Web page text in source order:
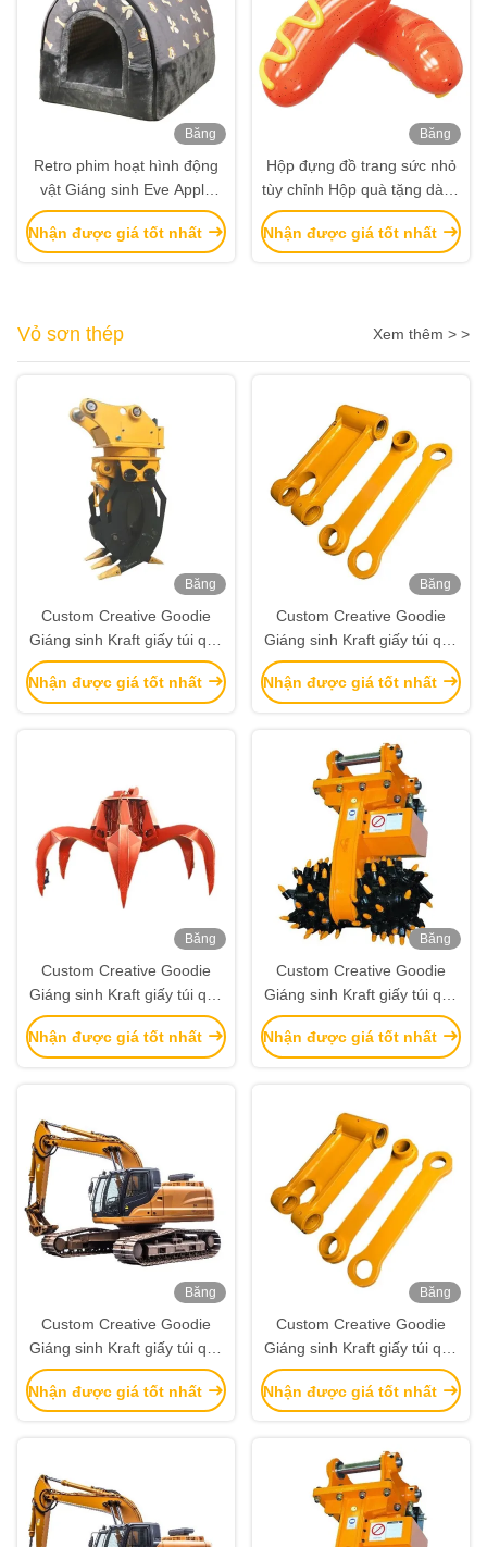
Băng
Retro phim hoạt hình động
vật Giáng sinh Eve Apple
Box quà tặng Giáng sinh quà
tặng quà tặng nhỏ đồ trang
Nhận được giá tốt nhất
Băng
Hộp đựng đồ trang sức nhỏ
tùy chỉnh Hộp quà tặng dành
cho nữ Hộp đóng gói giá rẻ
Nhận được giá tốt nhất
Vỏ sơn thép Xem thêm > >
Băng
Custom Creative Goodie
Giáng sinh Kraft giấy túi quà
với logo của riêng bạn cho
Xmas Party trang trí
Nhận được giá tốt nhất
Băng
Custom Creative Goodie
Giáng sinh Kraft giấy túi quà
với logo của riêng bạn cho
Xmas Party trang trí
Nhận được giá tốt nhất
Băng
Custom Creative Goodie
Giáng sinh Kraft giấy túi quà
với logo của riêng bạn cho
Xmas Party trang trí
Nhận được giá tốt nhất
Băng
Custom Creative Goodie
Giáng sinh Kraft giấy túi quà
với logo của riêng bạn cho
Xmas Party trang trí
Nhận được giá tốt nhất
Băng
Custom Creative Goodie
Giáng sinh Kraft giấy túi quà
với logo của riêng bạn cho
Xmas Party trang trí
Nhận được giá tốt nhất
Băng
Custom Creative Goodie
Giáng sinh Kraft giấy túi quà
với logo của riêng bạn cho
Xmas Party trang trí
Nhận được giá tốt nhất